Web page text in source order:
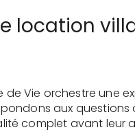
location
Vie orchestre une
aux
complet avant leur